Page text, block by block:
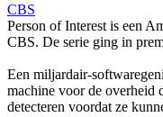
CBS
Person of Interest is een
CBS. De serie ging in
Een miljardair-
machine voor de overheid
detecteren voordat ze